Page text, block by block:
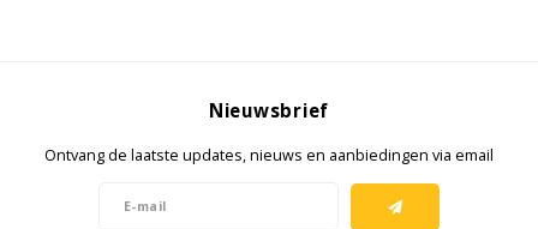
Nieuwsbrief
Ontvang de laatste updates, nieuws en aanbiedingen via email